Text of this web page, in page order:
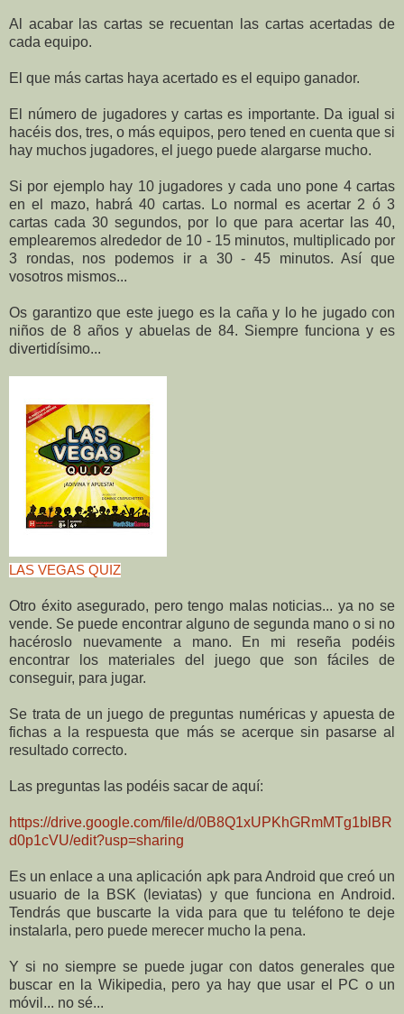
Al acabar las cartas se recuentan las cartas acertadas de
cada equipo.
El que más cartas haya acertado es el equipo ganador.
El número de jugadores y cartas es importante. Da igual si
hacéis dos, tres, o más equipos, pero tened en cuenta que si
hay muchos jugadores, el juego puede alargarse mucho.
Si por ejemplo hay 10 jugadores y cada uno pone 4 cartas
en el mazo, habrá 40 cartas. Lo normal es acertar 2 ó 3
cartas cada 30 segundos, por lo que para acertar las 40,
emplearemos alrededor de 10 - 15 minutos, multiplicado por
3 rondas, nos podemos ir a 30 - 45 minutos. Así que
vosotros mismos...
Os garantizo que este juego es la caña y lo he jugado con
niños de 8 años y abuelas de 84. Siempre funciona y es
divertidísimo...
LAS VEGAS QUIZ
Otro éxito asegurado, pero tengo malas noticias... ya no se
vende. Se puede encontrar alguno de segunda mano o si no
hacéroslo nuevamente a mano. En mi reseña podéis
encontrar los materiales del juego que son fáciles de
conseguir, para jugar.
Se trata de un juego de preguntas numéricas y apuesta de
fichas a la respuesta que más se acerque sin pasarse al
resultado correcto.
Las preguntas las podéis sacar de aquí:
https://drive.google.com/file/d/0B8Q1xUPKhGRmMTg1blBR
d0p1cVU/edit?usp=sharing
Es un enlace a una aplicación apk para Android que creó un
usuario de la BSK (leviatas) y que funciona en Android.
Tendrás que buscarte la vida para que tu teléfono te deje
instalarla, pero puede merecer mucho la pena.
Y si no siempre se puede jugar con datos generales que
buscar en la Wikipedia, pero ya hay que usar el PC o un
móvil... no sé...